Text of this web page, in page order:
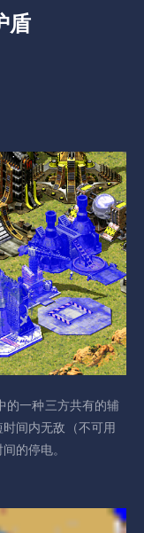
盾
的一种三方共有的辅
间内无敌（不可用
的停电。